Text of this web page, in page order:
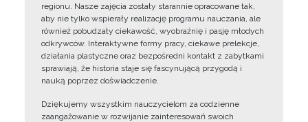
regionu. Nasze zajęcia zostały starannie opracowane tak,
aby nie tylko wspierały realizację programu nauczania, ale
również pobudzały ciekawość, wyobraźnię i pasję młodych
odkrywców. Interaktywne formy pracy, ciekawe prelekcje,
działania plastyczne oraz bezpośredni kontakt z zabytkami
sprawiają, że historia staje się fascynującą przygodą i
nauką poprzez doświadczenie.
Dziękujemy wszystkim nauczycielom za codzienne
zaangażowanie w rozwijanie zainteresowań swoich